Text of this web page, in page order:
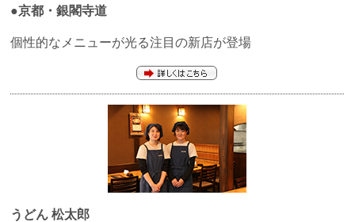
●京都・銀閣寺道
個性的なメニューが光る注目の新店が登場
うどん 松太郎